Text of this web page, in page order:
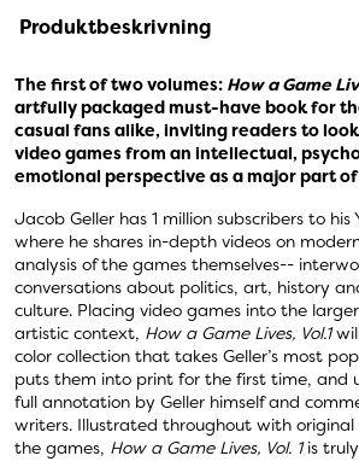
Produktbeskrivning
The first of two volumes: How a Game
artfully packaged must-have book for
casual fans alike, inviting readers to
video games from an intellectual,
emotional perspective as a major part
Jacob Geller has 1 million subscribers to his
where he shares in-depth videos on
analysis of the games themselves--
conversations about politics, art, history
culture. Placing video games into the
artistic context, How a Game Lives, Vol.1
color collection that takes Geller’s most
puts them into print for the first time, and
full annotation by Geller himself and
writers. Illustrated throughout with
the games, How a Game Lives, Vol. 1is